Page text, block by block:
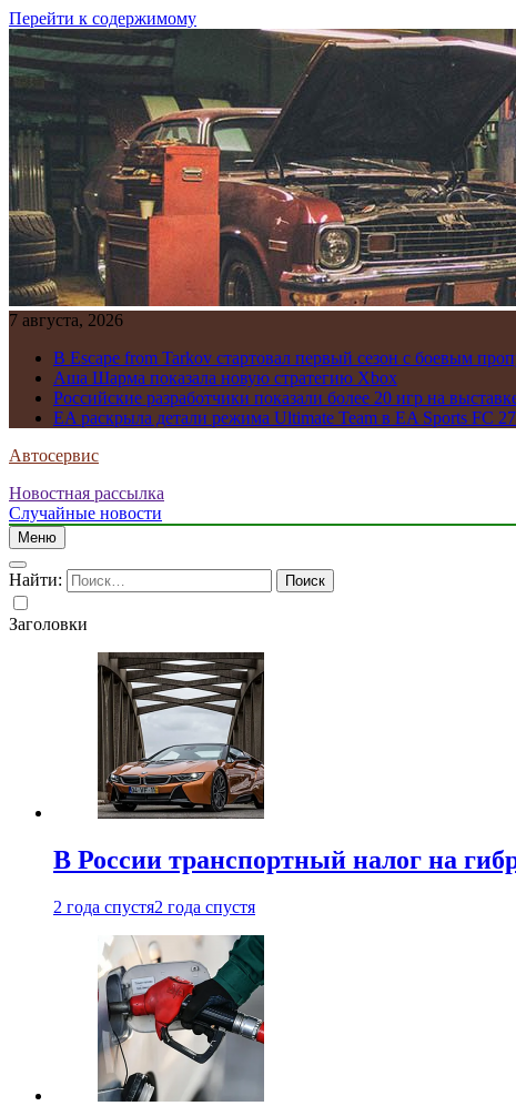
Перейти к содержимому
7 августа, 2026
В Escape from Tarkov стартовал первый сезон с боевым
Аша Шарма показала новую стратегию Xbox
Российские разработчики показали более 20 игр на
EA раскрыла детали режима Ultimate Team в EA Sports FC 27
Автосервис
Новостная рассылка
Случайные новости
Меню
Найти:
Заголовки
В России транспортный налог на
2 года спустя2 года спустя